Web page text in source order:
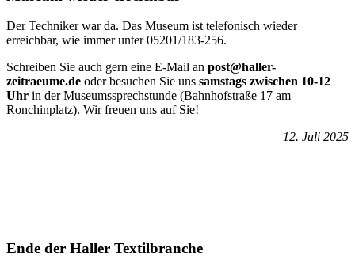
Der Techniker war da. Das Museum ist telefonisch wieder
erreichbar, wie immer unter 05201/183-256.
Schreiben Sie auch gern eine E-Mail an post@haller-
zeitraeume.de oder besuchen Sie uns samstags zwischen 10-12
Uhr in der Museumssprechstunde (Bahnhofstraße 17 am
Ronchinplatz). Wir freuen uns auf Sie!
12. Juli 2025
Ende der Haller Textilbranche